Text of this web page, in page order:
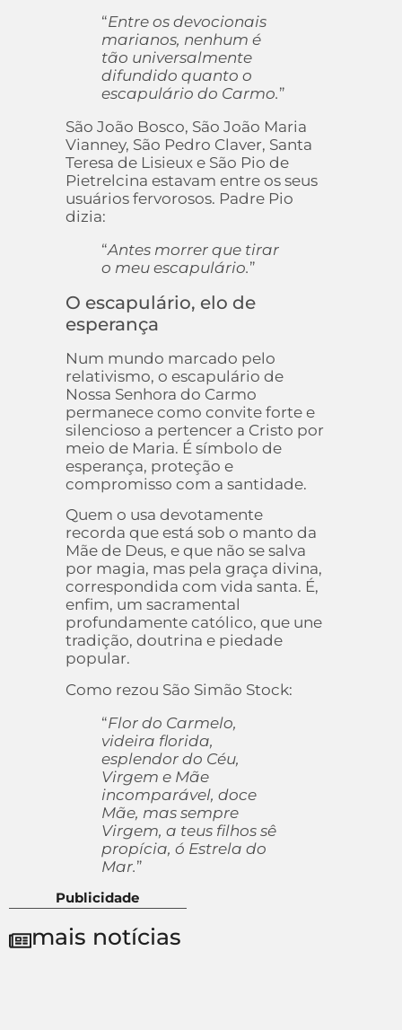
“Entre os devocionais
marianos, nenhum é
tão universalmente
difundido quanto o
escapulário do Carmo.”
São João Bosco, São João Maria
Vianney, São Pedro Claver, Santa
Teresa de Lisieux e São Pio de
Pietrelcina estavam entre os seus
usuários fervorosos. Padre Pio
dizia:
“Antes morrer que tirar
o meu escapulário.”
O escapulário, elo de
esperança
Num mundo marcado pelo
relativismo, o escapulário de
Nossa Senhora do Carmo
permanece como convite forte e
silencioso a pertencer a Cristo por
meio de Maria. É símbolo de
esperança, proteção e
compromisso com a santidade.
Quem o usa devotamente
recorda que está sob o manto da
Mãe de Deus, e que não se salva
por magia, mas pela graça divina,
correspondida com vida santa. É,
enfim, um sacramental
profundamente católico, que une
tradição, doutrina e piedade
popular.
Como rezou São Simão Stock:
“Flor do Carmelo,
videira florida,
esplendor do Céu,
Virgem e Mãe
incomparável, doce
Mãe, mas sempre
Virgem, a teus filhos sê
propícia, ó Estrela do
Mar.”
Publicidade
mais notícias